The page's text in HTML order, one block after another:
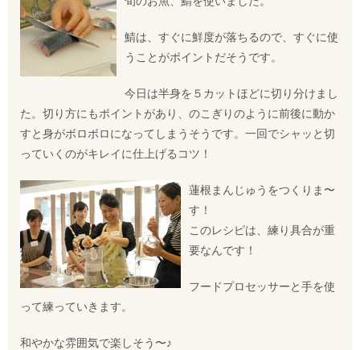
鯖は、すぐに鮮度が落ちるので、すぐに使
うことがポイントだそうです。
今日は半身を５カットほどに切り分けまし
た。切り方にもポイントがあり、のこぎりのように前後に動か
すと身がボロボロになってしまうそうです。一回でシャッと切
っていくのがキレイに仕上げるコツ！
蓮根まんじゅうをつくりま〜
す！
このレシピは、練り具合が重
要なんです！
フードプロセッサーと手を使
って練っていきます。
和やかな雰囲気で楽しそう〜♪